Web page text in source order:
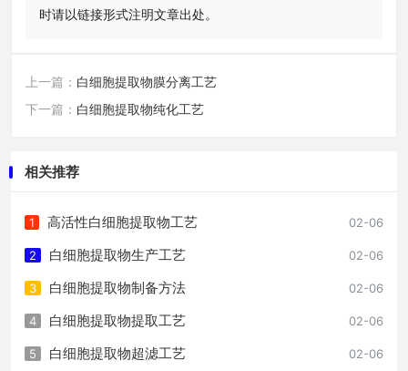
时请以链接形式注明文章出处。
上一篇： 白细胞提取物膜分离工艺
下一篇： 白细胞提取物纯化工艺
相关推荐
02-06
1 高活性白细胞提取物工艺
02-06
2 白细胞提取物生产工艺
02-06
3 白细胞提取物制备方法
02-06
4 白细胞提取物提取工艺
02-06
5 白细胞提取物超滤工艺